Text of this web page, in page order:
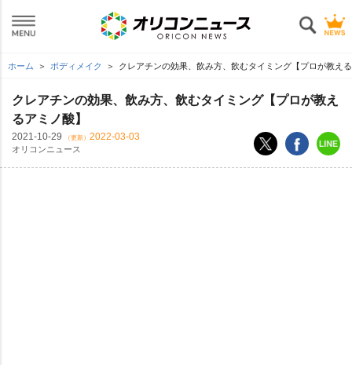
ホーム ボディメイク クレアチンの効果、飲み方、飲むタイミング【プロが教え
クレアチンの効果、飲み方、飲むタイミング【プロが教え
るアミノ酸】
2021-10-29 （更新） 2022-03-03
オリコンニュース